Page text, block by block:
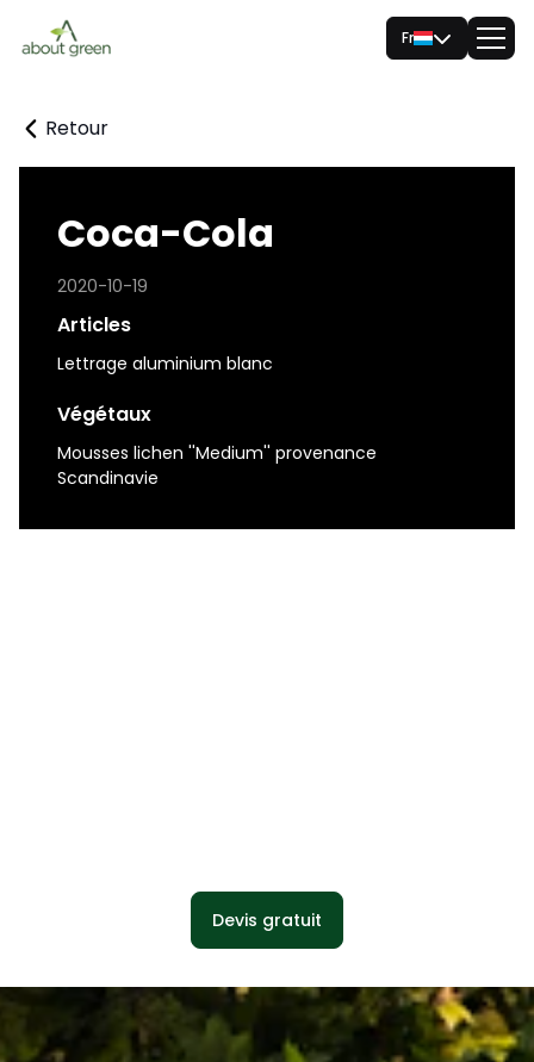
Fr
Retour
Coca-Cola
2020-10-19
Articles
Lettrage aluminium blanc
Végétaux
Mousses lichen ''Medium'' provenance
Scandinavie
Devis gratuit